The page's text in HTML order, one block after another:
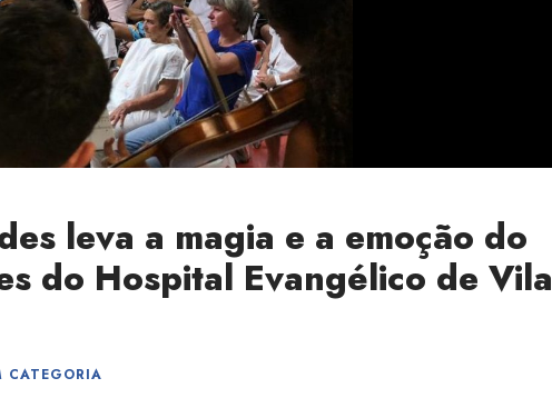
leva a magia e a emoção do
do Hospital Evangélico de Vila
CATEGORIA